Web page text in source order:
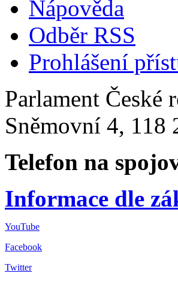
Nápověda
Odběr RSS
Prohlášení
Parlament České
Sněmovní 4, 118
Telefon na
Informace dle
YouTube
Facebook
Twitter